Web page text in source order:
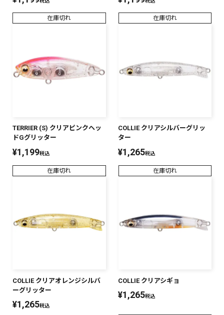
在庫切れ 在庫切れ
TERRIER (S) クリアピンクヘッ
ドGグリッター
¥1,199税込
在庫切れ
COLLIE クリアシルバーグリッ
ター
¥1,265税込
在庫切れ
COLLIE クリアオレンジシルバ
ーグリッター
¥1,265税込
COLLIE クリアシギョ
¥1,265税込